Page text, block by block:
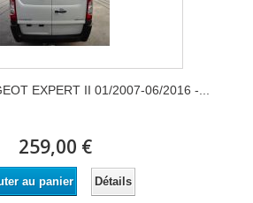
EXPERT II 01/2007-06/2016 -...
259,00 €
au panier Détails